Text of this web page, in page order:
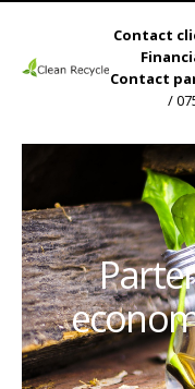
Contact
Contact
/